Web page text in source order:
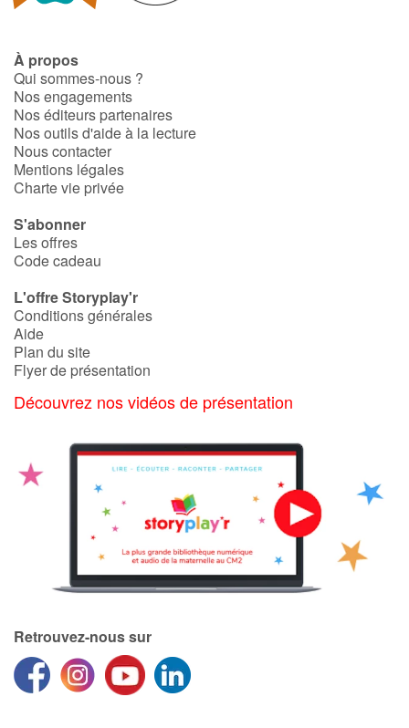
Art, espace, activité
Documentaires
En famille
À l'école
Fêtes et évènements
Amour et amitié
Formats et illustrations
Catalogue anglais
Contraste +
Aide
Accueil
À propos
Qui sommes-nous ?
Nos engagements
Nos éditeurs partenaires
Nos outils d'aide à la lecture
Nous contacter
Mentions légales
Charte vie privée
S'abonner
Les offres
Code cadeau
L'offre Storyplay'r
Conditions générales
Aide
Plan du site
Flyer de présentation
Découvrez nos vidéos de présentation
Retrouvez-nous sur